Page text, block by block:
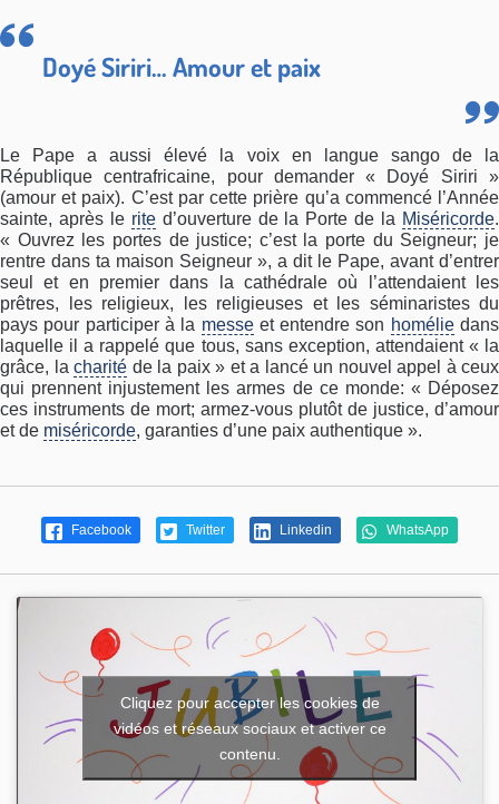
Doyé Siriri… Amour et paix
Le Pape a aussi élevé la voix en langue sango de la
République centrafricaine, pour demander « Doyé Siriri »
(amour et paix). C’est par cette prière qu’a commencé l’Année
sainte, après le rited’ouverture de la Porte de la Miséricorde.
« Ouvrez les portes de justice; c’est la porte du Seigneur; je
rentre dans ta maison Seigneur », a dit le Pape, avant d’entrer
seul et en premier dans la cathédrale où l’attendaient les
prêtres, les religieux, les religieuses et les séminaristes du
pays pour participer à la messeet entendre son homéliedans
laquelle il a rappelé que tous, sans exception, attendaient « la
grâce, la charité de la paix » et a lancé un nouvel appel à ceux
qui prennent injustement les armes de ce monde: « Déposez
ces instruments de mort; armez-vous plutôt de justice, d’amour
et de miséricorde, garanties d’une paix authentique ».
Facebook Twitter Linkedin WhatsApp
Cliquez pour accepter les cookies de
vidéos et réseaux sociaux et activer ce
contenu.